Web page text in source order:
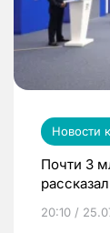
Новости
Почти 3
20:10 /